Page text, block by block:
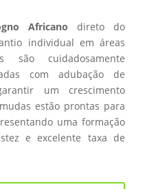
Africano direto do
individual em áreas
são cuidadosamente
com adubação de
um crescimento
estão prontas para
uma formação
e excelente taxa de